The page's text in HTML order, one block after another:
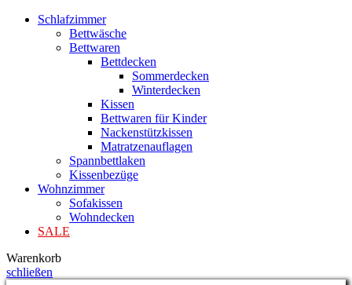
Schlafzimmer
Bettwäsche
Bettwaren
Bettdecken
Sommerdecken
Winterdecken
Kissen
Bettwaren für Kinder
Nackenstützkissen
Matratzenauflagen
Spannbettlaken
Kissenbezüge
Wohnzimmer
Sofakissen
Wohndecken
SALE
Warenkorb
schließen